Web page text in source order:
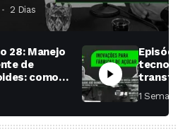
2 Dias ⁮
28: Manejo
de
como
a
das
Episódio
fábricas
1 Semana ⁮